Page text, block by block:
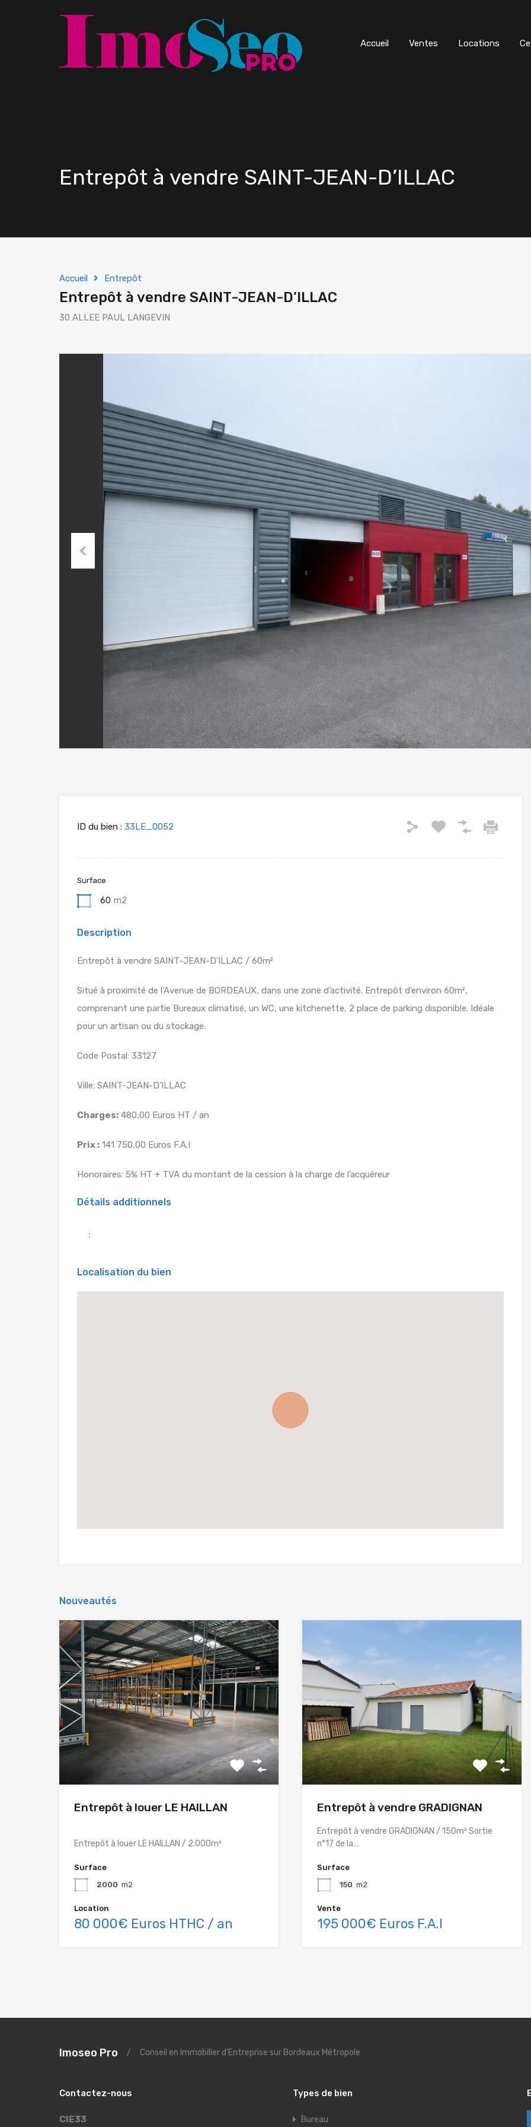
Accueil Ventes Locations
Entrepôt à vendre SAINT-JEAN-D’ILLAC
Accueil Entrepôt
Entrepôt à vendre SAINT-JEAN-D’ILLAC
30 ALLEE PAUL LANGEVIN
ID du bien : 33LE_0052
Surface
60 m2
Description
Entrepôt à vendre SAINT-JEAN-D’ILLAC / 60m²
Situé à proximité de l’Avenue de BORDEAUX, dans une zone d’activité. Entrepôt d’environ 60m²,
comprenant une partie Bureaux climatisé, un WC, une kitchenette, 2 place de parking disponible. Idéale
pour un artisan ou du stockage.
Code Postal: 33127
Ville: SAINT-JEAN-D’ILLAC
Charges: 480,00 Euros HT / an
Prix : 141 750,00 Euros F.A.I
Honoraires: 5% HT + TVA du montant de la cession à la charge de l’acquéreur
Détails additionnels
:
Localisation du bien
Nouveautés
Entrepôt à louer LE HAILLAN
Entrepôt à louer LE HAILLAN / 2.000m²
Surface
2000 m2
Location
80 000€ Euros HTHC / an
Entrepôt à vendre GRADIGNAN
Entrepôt à vendre GRADIGNAN / 150m² Sortie
n°17 de la…
Surface
150 m2
Vente
195 000€ Euros F.A.I
Imoseo Pro / Conseil en Immobilier d'Entreprise sur Bordeaux Métropole
Contactez-nous
CIE33
Types de bien
Bureau